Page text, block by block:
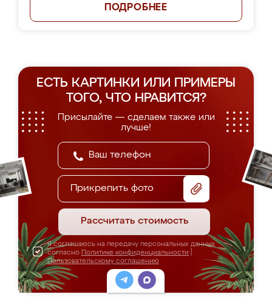
ПОДРОБНЕЕ
ЕСТЬ КАРТИНКИ ИЛИ ПРИМЕРЫ
ТОГО, ЧТО НРАВИТСЯ?
Присылайте — сделаем также или
лучше!
Прикрепить фото
Рассчитать стоимость
Я соглашаюсь на передачу персональных данных
согласно Политике конфиденциальности
Пользовательскому соглашению